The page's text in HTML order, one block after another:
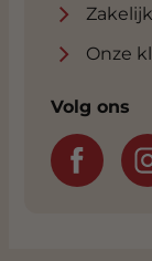
Zakelijk
Onze
Volg ons